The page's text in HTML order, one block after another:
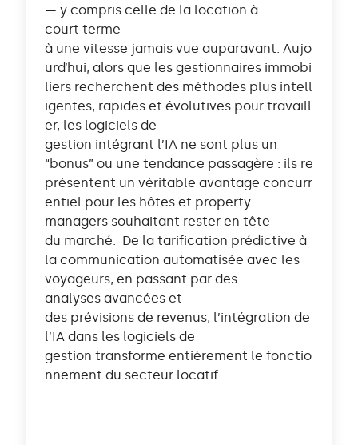
— y compris celle de la location à
court terme —
à une vitesse jamais vue auparavant. Aujo
urd’hui, alors que les gestionnaires immobi
liers recherchent des méthodes plus intell
igentes, rapides et évolutives pour travaill
er, les logiciels de
gestion intégrant l’IA ne sont plus un
“bonus” ou une tendance passagère : ils re
présentent un véritable avantage concurr
entiel pour les hôtes et property
managers souhaitant rester en tête
du marché. De la tarification prédictive à
la communication automatisée avec les
voyageurs, en passant par des
analyses avancées et
des prévisions de revenus, l’intégration de
l’IA dans les logiciels de
gestion transforme entièrement le fonctio
nnement du secteur locatif.